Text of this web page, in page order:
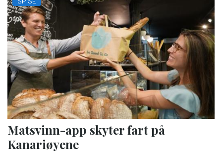
Matsvinn-app skyter fart på
Kanariøyene